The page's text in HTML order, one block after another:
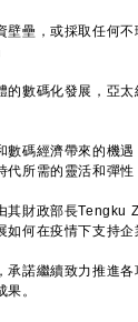
壘，或採取任何不
數碼化發展，亞太
碼經濟帶來的機遇
所需的靈活和彈
財政部長Tengku
何在疫情下支持企
諾繼續致力推進各
。